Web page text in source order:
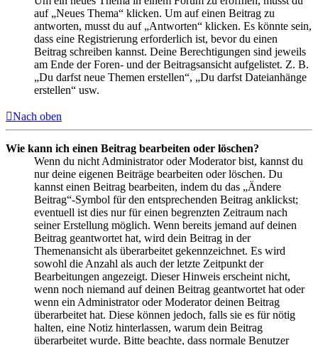
auf „Neues Thema“ klicken. Um auf einen Beitrag zu
antworten, musst du auf „Antworten“ klicken. Es könnte sein,
dass eine Registrierung erforderlich ist, bevor du einen
Beitrag schreiben kannst. Deine Berechtigungen sind jeweils
am Ende der Foren- und der Beitragsansicht aufgelistet. Z. B.
„Du darfst neue Themen erstellen“, „Du darfst Dateianhänge
erstellen“ usw.
Nach oben
Wie kann ich einen Beitrag bearbeiten oder löschen?
Wenn du nicht Administrator oder Moderator bist, kannst du
nur deine eigenen Beiträge bearbeiten oder löschen. Du
kannst einen Beitrag bearbeiten, indem du das „Ändere
Beitrag“-Symbol für den entsprechenden Beitrag anklickst;
eventuell ist dies nur für einen begrenzten Zeitraum nach
seiner Erstellung möglich. Wenn bereits jemand auf deinen
Beitrag geantwortet hat, wird dein Beitrag in der
Themenansicht als überarbeitet gekennzeichnet. Es wird
sowohl die Anzahl als auch der letzte Zeitpunkt der
Bearbeitungen angezeigt. Dieser Hinweis erscheint nicht,
wenn noch niemand auf deinen Beitrag geantwortet hat oder
wenn ein Administrator oder Moderator deinen Beitrag
überarbeitet hat. Diese können jedoch, falls sie es für nötig
halten, eine Notiz hinterlassen, warum dein Beitrag
überarbeitet wurde. Bitte beachte, dass normale Benutzer